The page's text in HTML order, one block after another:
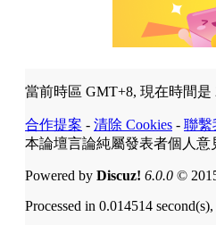
當前時區 GMT+8, 現在時間是
合作提案 - 清除 Cookies - 聯繫
本論壇言論純屬發表者個人
Powered by Discuz! 6.0.0 ©
Processed in 0.014514